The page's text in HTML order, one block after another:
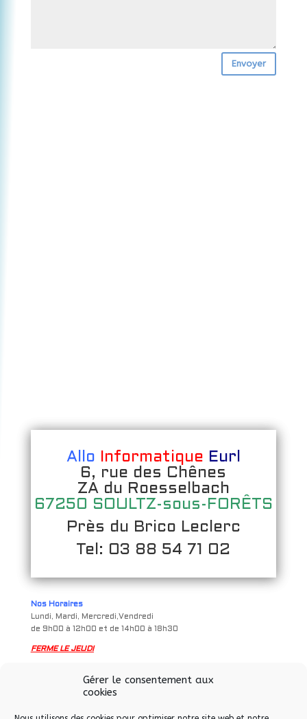
Gérer le consentement aux
cookies
Envoyer
Allo Informatique Eurl
6, rue des Chênes
ZA du Roesselbach
67250 SOULTZ-sous-FORÊTS
Près du Brico Leclerc
Tel: 03 88 54 71 02
Nos Horaires
Lundi, Mardi, Mercredi,Vendredi
de 9h00 à 12h00 et de 14h00 à 18h30
FERME LE JEUDI
de 9h à 12h00 et de 14h00 à 17h00